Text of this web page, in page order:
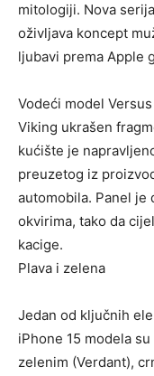
mitologiji. Nova
oživljava koncept
ljubavi prema Apple
Vodeći model
Viking ukrašen
kućište je
preuzetog iz
automobila. Panel
okvirima, tako da
kacige.
Plava i zelena
Jedan od ključnih
iPhone 15 modela
zelenim (Verdant),